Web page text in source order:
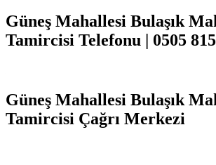
Güneş Mahallesi Bulaşık
Tamircisi Telefonu | 0505
Güneş Mahallesi Bulaşık
Tamircisi Çağrı Merkezi